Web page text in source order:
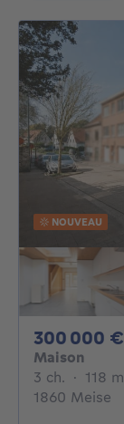
NOUVEAU
300 000 €
Maison
3 ch. 3
· 118
1860 Meise